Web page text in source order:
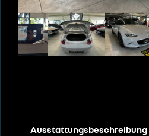
Ausstattungsbeschreibung